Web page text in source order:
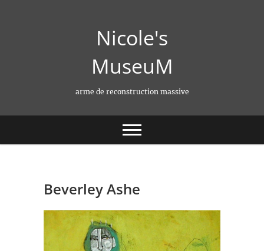
Nicole's
MuseuM
arme de reconstruction massive
Beverley Ashe